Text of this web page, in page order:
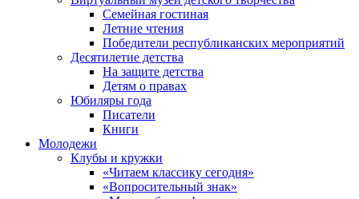
Семейная гостиная
Летние чтения
Победители республиканских мероприятий
Десятилетие детства
На защите детства
Детям о правах
Юбиляры года
Писатели
Книги
Молодежи
Клубы и кружки
«Читаем классику сегодня»
«Вопросительный знак»